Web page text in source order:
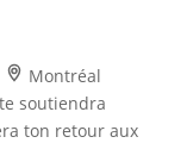
Montréal
soutiendra
ton retour aux